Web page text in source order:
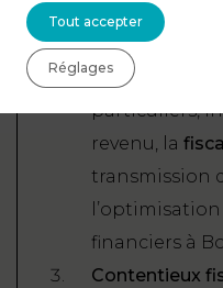
Fiscalité des
Nous offrons
optimisation
particuliers,
revenu, la
transmission
financiers à
Contentieux
Tout accepter
Réglages